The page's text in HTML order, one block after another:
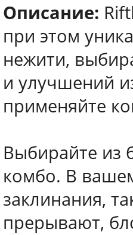
Описание:
при этом
нежити,
и улучшений
применяйте
Выбирайте из
комбо. В
заклинания,
прерывают,